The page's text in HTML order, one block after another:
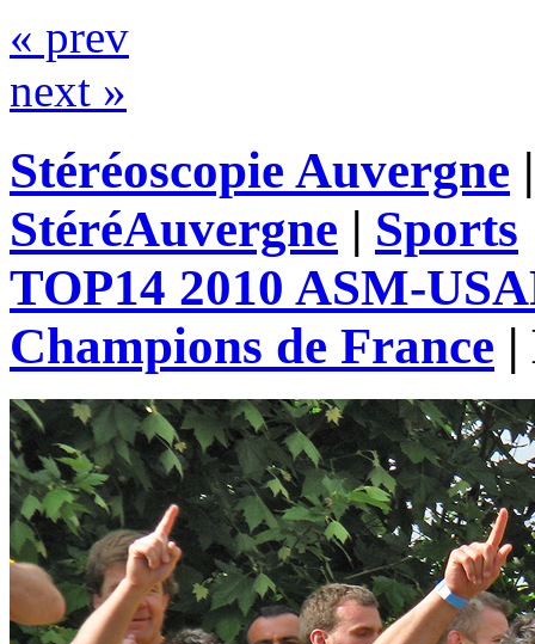
« prev
next »
Stéréoscopie Auvergne
StéréAuvergne | Sports
TOP14 2010 ASM-
Champions de France |